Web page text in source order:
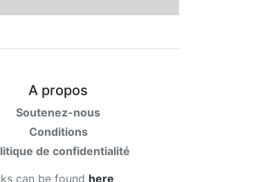
A propos
Soutenez-nous
Conditions
de confidentialité
can be found here